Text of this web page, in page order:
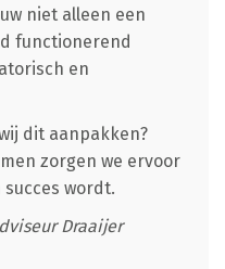
niet alleen een
functionerend
en
dit aanpakken?
zorgen we ervoor
succes wordt.
Draaijer